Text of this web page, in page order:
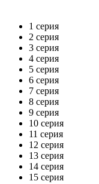
1 серия
2 серия
3 серия
4 серия
5 серия
6 серия
7 серия
8 серия
9 серия
10 серия
11 серия
12 серия
13 серия
14 серия
15 серия